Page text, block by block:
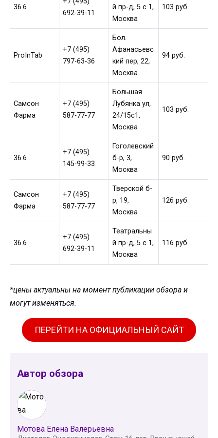
36.6
692-39-11
й пр-д, 5 c 1,
Москва
103 руб.
ProInTab
+7 (495)
797-63-36
Бол.
Афанасьевс
кий пер, 22,
Москва
94 руб.
Самсон
Фарма
+7 (495)
587-77-77
Большая
Лубянка ул,
24/15с1,
Москва
103 руб.
36.6
+7 (495)
145-99-33
Гоголевский
б-р, 3,
Москва
90 руб.
Самсон
Фарма
+7 (495)
587-77-77
Тверской б-
р, 19,
Москва
126 руб.
36.6
+7 (495)
692-39-11
Театральны
й пр-д, 5 c 1,
Москва
116 руб.
*цены актуальны на момент публикации обзора и
могут изменяться.
ПЕРЕЙТИ НА ОФИЦИАЛЬНЫЙ САЙТ
Автор обзора
Мотова Елена Валерьевна